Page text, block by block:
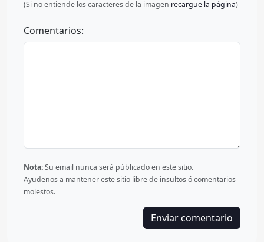
(Si no entiende los caracteres de la imagen recargue la página)
Comentarios:
Nota:Su email nunca será públicado en este sitio.
Ayudenos a mantener este sitio libre de insultos ó comentarios
molestos.